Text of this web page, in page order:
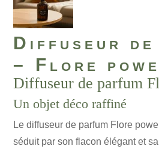
Diffuseur de
– Flore
Diffuseur de parfum
Un objet déco raffiné
Le diffuseur de parfum Flore
séduit par son flacon élégant et